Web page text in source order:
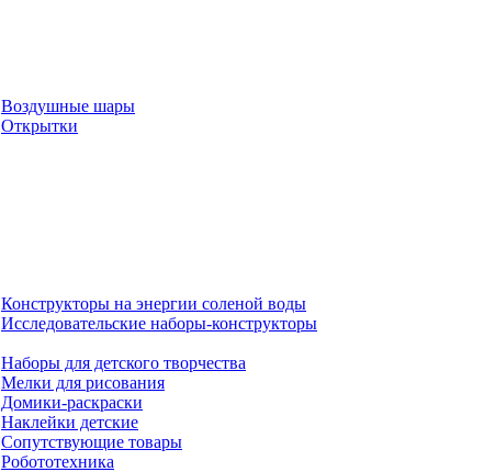
Воздушные шары
Открытки
Конструкторы на энергии соленой воды
Исследовательские наборы-конструкторы
Наборы для детского творчества
Мелки для рисования
Домики-раскраски
Наклейки детские
Сопутствующие товары
Робототехника